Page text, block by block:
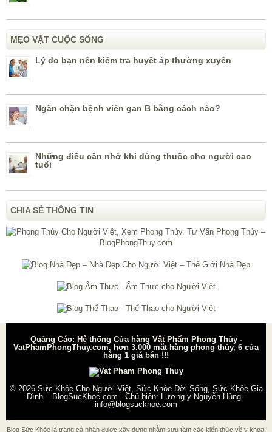
MẸO VẶT CUỘC SỐNG
Lý do bạn nên kiểm tra huyết áp thường xuyên
Ngăn chặn bệnh viên gan B bằng cách nào?
Những điều cần nhớ khi dùng thuốc cho người cao
tuổi
CHIA SẺ THÔNG TIN
Quảng Cáo: Hệ thống Cửa hàng Vật Phẩm Phong Thủy -
VatPhamPhongThuy.com, hơn 3.000 mặt hàng phong thủy, 6 cửa
hàng 1 giá bán !!!
© 2026 Sức Khỏe Cho Người Việt, Sức Khỏe Đời Sống, Sức Khỏe Gia
Đình – BlogSucKhoe.com - Chủ biên: Lương y Nguyễn Hùng-
info@blogsuckhoe.com
Blog Sức Khỏe là trang cá nhân được xây dựng nhằm sưu tầm các kiến thức về y khoa,